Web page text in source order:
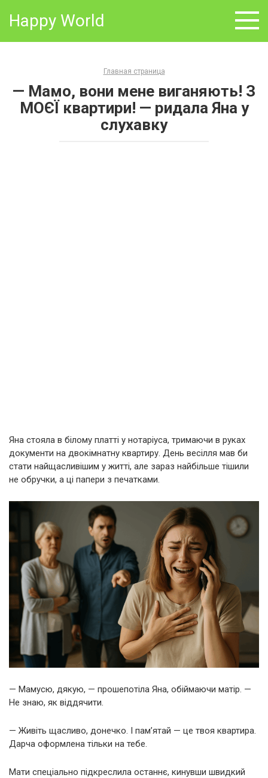
Happy World
Главная страница
— Мамо, вони мене виганяють! З
МОЄЇ квартири! — ридала Яна у
слухавку
Яна стояла в білому платті у нотаріуса, тримаючи в руках
документи на двокімнатну квартиру. День весілля мав би
стати найщасливішим у житті, але зараз найбільше тішили
не обручки, а ці папери з печатками.
— Мамусю, дякую, — прошепотіла Яна, обіймаючи матір. —
Не знаю, як віддячити.
— Живіть щасливо, донечко. І пам’ятай — це твоя квартира.
Дарча оформлена тільки на тебе.
Мати спеціально підкреслила останнє, кинувши швидкий